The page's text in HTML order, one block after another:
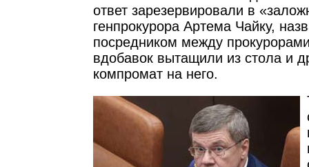
ответ зарезервировали в
генпрокурора Артема Чайку,
посредником между
вдобавок вытащили из стола и
компромат на него.